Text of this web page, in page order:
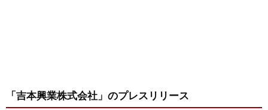
「吉本興業株式会社」 のプレスリリース